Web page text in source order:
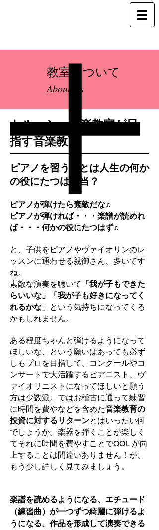
教室について
About Us
トルーシュ音楽教室が目
指す音楽教育
ピアノを習うことは人生の何か
の役にたつは本当？
ピアノが弾けたら素敵だな♫
ピアノが弾ければ・・・楽譜が読めれ
ば・・・何かの役にたつはず♫
と、子供をピアノやヴァイオリンのレ
ッスンに通わせる親御さん、多いです
ね。
素敵な演奏を聴いて 「我が子もできた
らいいな」「我が子も好きになってく
れるかな」 という気持ちになってくる
かもしれません。
ある程度ちゃんと弾けるようになって
ほしいな、という願いはあっても必ず
しもプロを目指して、コンクールやコ
ンサートで大活躍するピアニスト、ヴ
ァイオリニストになってほしいと願う
方は少数派。ではお稽古に通って練習
に時間を費やなどを含めた音楽教育の
投資に対するリターンとはいったい何
でしょうか。楽器を弾くことが楽しく
てそれに時間を費やすことでQOL が向
上することは間違いありません！が、
もう少し詳しく見てみましょう。
楽譜を読めるようになる、エチュード
（練習曲）が一つずつ綺麗に弾けるよ
うになる、作品を形成して演奏できる